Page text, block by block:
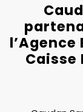
Caisse